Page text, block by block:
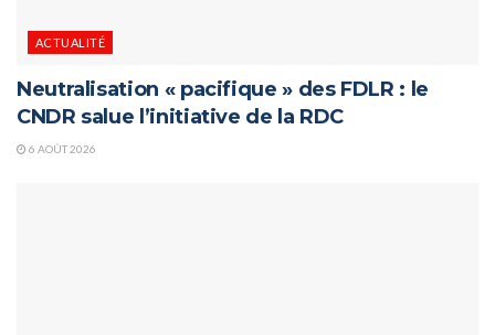
ACTUALITÉ
Neutralisation « pacifique » des FDLR : le
CNDR salue l’initiative de la RDC
6 AOÛT 2026